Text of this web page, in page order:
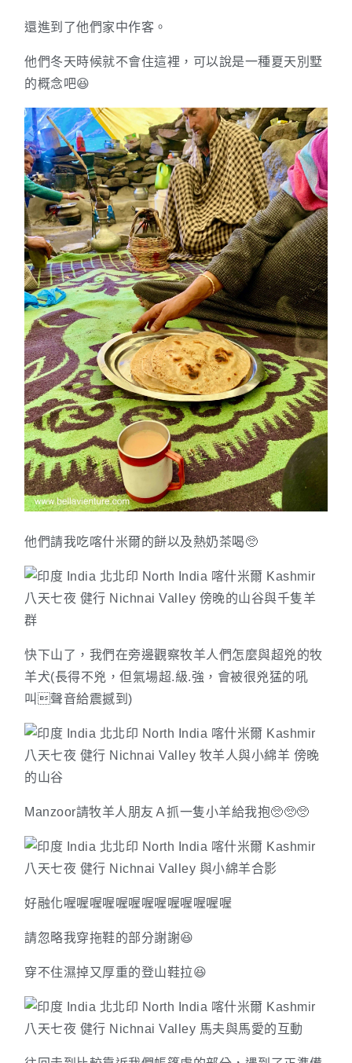
還進到了他們家中作客。
他們冬天時候就不會住這裡，可以說是一種夏天別墅
的概念吧😆
他們請我吃喀什米爾的餅以及熱奶茶喝🥺
快下山了，我們在旁邊觀察牧羊人們怎麼與超兇的牧
羊犬(長得不兇，但氣場超.級.強，會被很兇猛的吼
叫聲音給震撼到)
Manzoor請牧羊人朋友Ａ抓一隻小羊給我抱🥺🥺🥺
好融化喔喔喔喔喔喔喔喔喔喔喔喔喔
請忽略我穿拖鞋的部分謝謝😆
穿不住濕掉又厚重的登山鞋拉😆